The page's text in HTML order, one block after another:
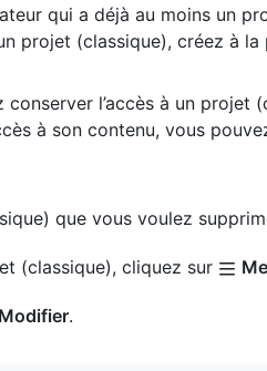
qui a déjà au moins un
projet (classique), créez à la
conserver l’accès à un projet
à son contenu, vous
que vous voulez
(classique), cliquez sur
Modifier.